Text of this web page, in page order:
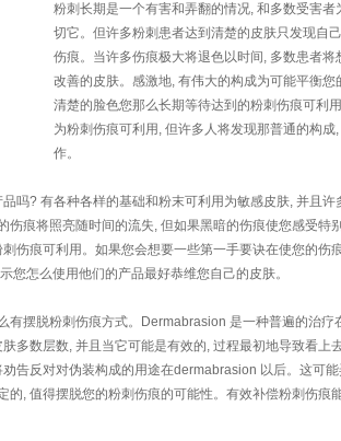
粉刺长期是一个有害和弄翻的情况, 和多数受害
切它。但许多粉刺患者达到清楚的皮肤只发现自
伤痕。当许多伤痕极大将退色以时间, 多数患者将
改善的皮肤。感激地, 有伟大的构成为可能平衡您
清楚的脸色您那么长期等待达到的粉刺伤痕可利
为粉刺伤痕可利用, 但许多人将发现那普通的构成
作。
吗? 有各种各样的基础和粉末可利用为敏感皮肤, 并且许
痕将照亮随时间的流失, 但如果黑暗的伤痕使您感受特
伤痕可利用。如果您会想要一些第一手要诀在使您的伤
怎么使用他们的产品最好恭维您自己的皮肤。
有摆脱粉刺伤痕方式。Dermabrasion 是一种普遍的治疗
多数层数, 并且当它可能是有效的, 过程最初地导致看上
告反对对伪装构成的用途在dermabrasion 以后。这可
, 值得摆脱您的粉刺伤痕的可能性。有效补偿粉刺伤痕能